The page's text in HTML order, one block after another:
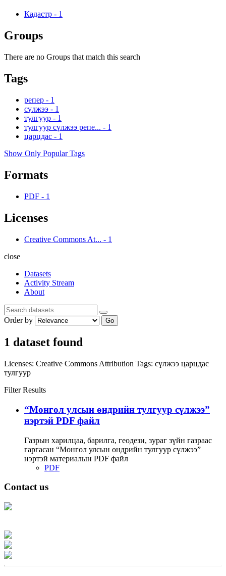
Кадастр - 1
Groups
There are no Groups that match this search
Tags
репер - 1
сүлжээ - 1
тулгуур - 1
тулгуур сүлжээ репе... - 1
царцдас - 1
Show Only Popular Tags
Formats
PDF - 1
Licenses
Creative Commons At... - 1
close
Datasets
Activity Stream
About
Order by Go
1 dataset found
Licenses: Creative Commons Attribution Tags: сүлжээ царцдас
тулгуур
Filter Results
“Монгол улсын өндрийн тулгуур сүлжээ”
нэртэй PDF файл
Газрын харилцаа, барилга, геодези, зураг зүйн газраас
гаргасан “Монгол улсын өндрийн тулгуур сүлжээ”
нэртэй материалын PDF файл
PDF
Contact us